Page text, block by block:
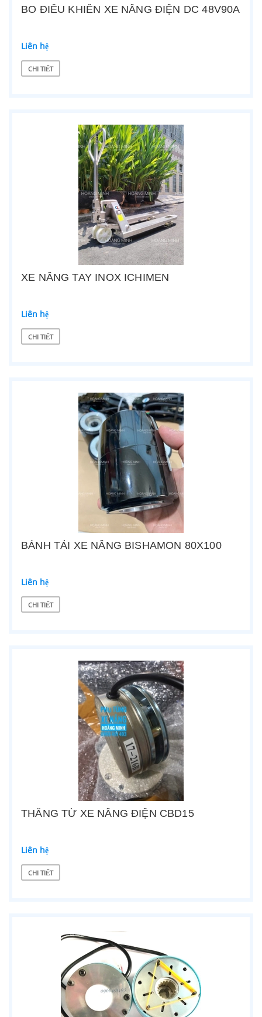
BO ĐIỀU KHIỂN XE NÂNG ĐIỆN DC 48V90A
Liên hệ
CHI TIẾT
XE NÂNG TAY INOX ICHIMEN
Liên hệ
CHI TIẾT
BÁNH TẢI XE NÂNG BISHAMON 80X100
Liên hệ
CHI TIẾT
THẮNG TỪ XE NÂNG ĐIỆN CBD15
Liên hệ
CHI TIẾT